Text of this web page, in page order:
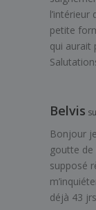
l’intérieur
petite
qui aurait
Belvis
Bonjour
goutte
supposé
déjà 43